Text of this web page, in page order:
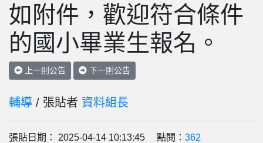
如附件，歡迎符合條件
的國小畢業生報名。
上一則公告 下一則公告
輔導 / 張貼者 資料組長
張貼日期： 2025-04-14 10:13:45 點閱： 362